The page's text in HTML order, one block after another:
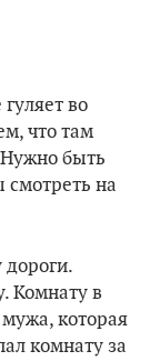
во
что там
быть
смотреть на
дороги.
Комнату в
которая
комнату за